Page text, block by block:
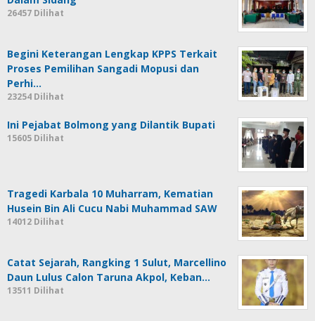
26457 Dilihat
Begini Keterangan Lengkap KPPS Terkait
Proses Pemilihan Sangadi Mopusi dan
Perhi…
23254 Dilihat
Ini Pejabat Bolmong yang Dilantik Bupati
15605 Dilihat
Tragedi Karbala 10 Muharram, Kematian
Husein Bin Ali Cucu Nabi Muhammad SAW
14012 Dilihat
Catat Sejarah, Rangking 1 Sulut, Marcellino
Daun Lulus Calon Taruna Akpol, Keban…
13511 Dilihat